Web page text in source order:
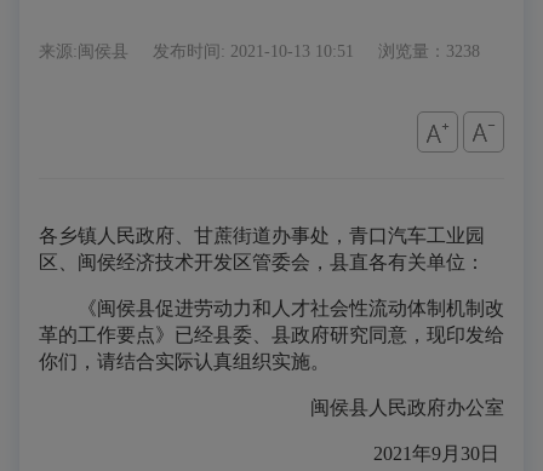
来源:闽侯县 发布时间: 2021-10-13 10:51 浏览量：3238
各乡镇人民政府、甘蔗街道办事处，青口汽车工业园
区、闽侯经济技术开发区管委会，县直各有关单位：
《闽侯县促进劳动力和人才社会性流动体制机制改
革的工作要点》已经县委、县政府研究同意，现印发给
你们，请结合实际认真组织实施。
闽侯县人民政府办公室
2021年9月30日